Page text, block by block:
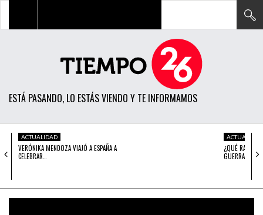
ESTÁ PASANDO, LO ESTÁS VIENDO Y TE INFORMAMOS
POLÍTICA
ECONOMÍA
SOCIEDAD
OPINIÓN
ACTUALIDAD
VERÓNIKA MENDOZA VIAJÓ A ESPAÑA A
CELEBRAR…
ACTUALIDAD
¿QUÉ RAYOS
GUERRA…